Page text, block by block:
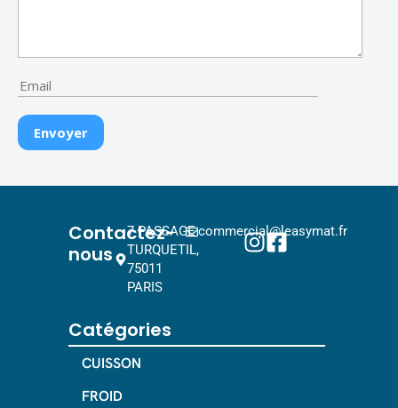
Contactez-
nous
7 PASSAGE
TURQUETIL,
75011
PARIS
commercial@leasymat.fr
Catégories
CUISSON
FROID